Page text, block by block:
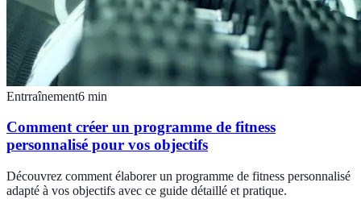
Entrraînement6 min
Comment créer un programme de fitness
personnalisé pour vos objectifs
Découvrez comment élaborer un programme de fitness personnalisé
adapté à vos objectifs avec ce guide détaillé et pratique.